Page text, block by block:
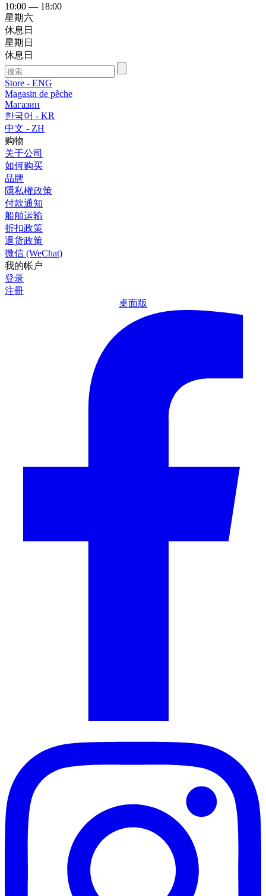
10:00 — 18:00
星期六
休息日
星期日
休息日
Store - ENG
Magasin de pêche
Магазин
한국어 - KR
中文 - ZH
购物
关于公司
如何购买
品牌
隱私權政策
付款通知
船舶运输
折扣政策
退货政策
微信 (WeChat)
我的帐户
登录
注冊
桌面版